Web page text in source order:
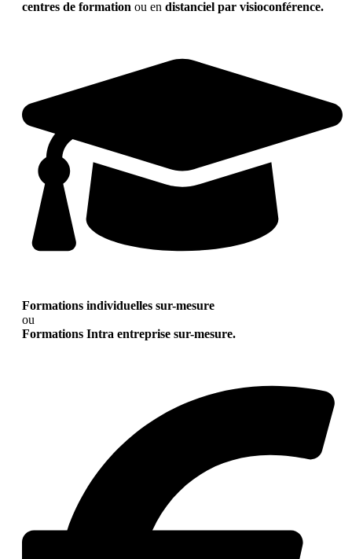
centres de formation ou en distanciel par visioconférence.
Formations individuelles sur-mesure
ou
Formations Intra entreprise sur-mesure.